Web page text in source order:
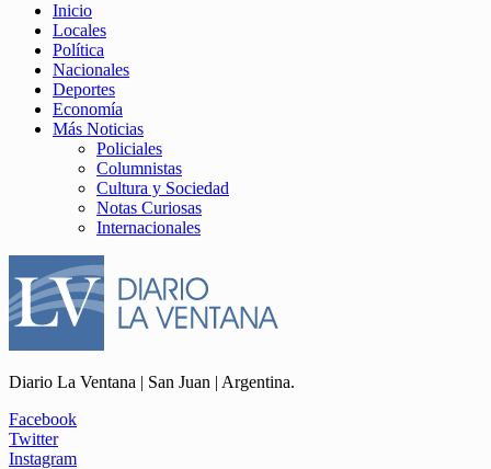
Inicio
Locales
Política
Nacionales
Deportes
Economía
Más Noticias
Policiales
Columnistas
Cultura y Sociedad
Notas Curiosas
Internacionales
Diario La Ventana | San Juan | Argentina.
Facebook
Twitter
Instagram